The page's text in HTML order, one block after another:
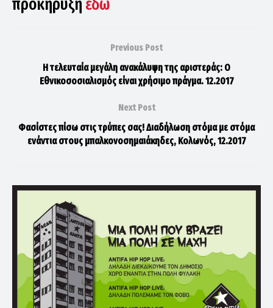
προκήρυξη εδώ
Previous Post
Η τελευταία μεγάλη ανακάλυψη της αριστεράς: Ο
Εθνικοσοσιαλισμός είναι χρήσιμο πράγμα. 12.2017
Next Post
Φασίστες πίσω στις τρύπες σας! Διαδήλωση στόμα με στόμα
ενάντια στους μπαλκονοσημαιάκηδες, Κολωνός, 12.2017